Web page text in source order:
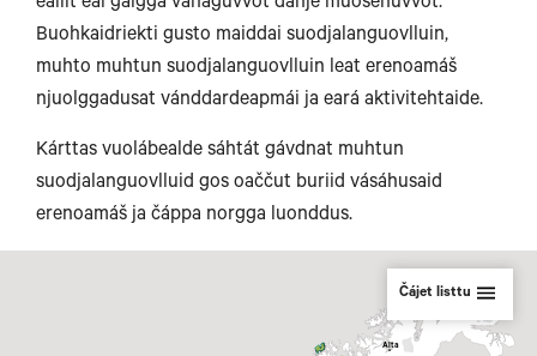
Buohkaidriekti gusto maiddai suodjalanguovlluin,
muhto muhtun suodjalanguovlluin leat erenoamáš
njuolggadusat vánddardeapmái ja eará aktivitehtaide.
Kárttas vuolábealde sáhtát gávdnat muhtun
suodjalanguovlluid gos oaččut buriid vásáhusaid
erenoamáš ja čáppa norgga luonddus.
Čájet listtu
Alta